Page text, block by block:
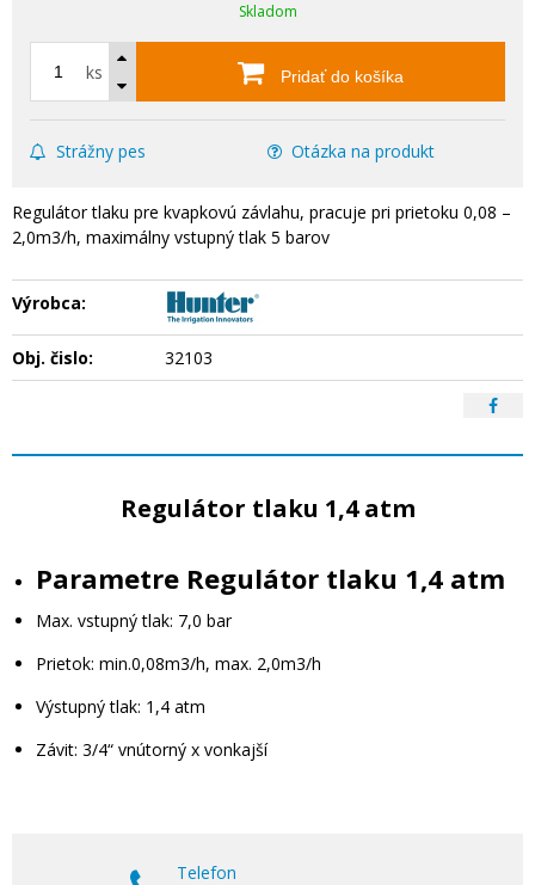
Skladom
ks Pridať do košíka
Strážny pes Otázka na produkt
Regulátor tlaku pre kvapkovú závlahu, pracuje pri prietoku 0,08 –
2,0m3/h, maximálny vstupný tlak 5 barov
Výrobca:
Obj. čislo: 32103
Regulátor tlaku 1,4 atm
Parametre Regulátor tlaku 1,4 atm
Max. vstupný tlak: 7,0 bar
Prietok: min.0,08m3/h, max. 2,0m3/h
Výstupný tlak: 1,4 atm
Závit: 3/4“ vnútorný x vonkajší
Telefon